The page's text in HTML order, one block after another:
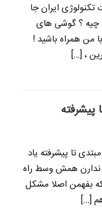
تکنولوژی ایران جا
چیه ؟ گوشی های
من همراه باشید !
، […]
پیشرفته
تا پیشرفته یاد
ندارن همش وسط راه
بفهمن اصلا مشکل
[…]